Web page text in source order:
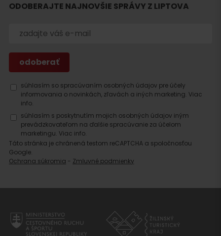
Hľadať
ODOBERAJTE NAJNOVŠIE SPRÁVY Z LIPTOVA
súhlasím so spracúvaním osobných údajov pre účely
informovania o novinkách, zľavách a iných marketing. Viac
info.
súhlasím s poskytnutím mojich osobných údajov iným
prevádzkovateľom na ďalšie spracúvanie za účelom
marketingu. Viac info.
Táto stránka je chránená testom reCAPTCHA a spoločnosťou
Google.
Ochrana súkromia - Zmluvné podmienky